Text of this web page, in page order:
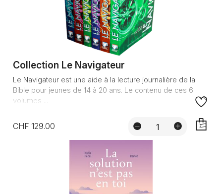
Collection Le Navigateur
Le Navigateur est une aide à la lecture journalière de la
Bible pour jeunes de 14 à 20 ans. Le contenu de ces 6
volumes ...
CHF 129.00